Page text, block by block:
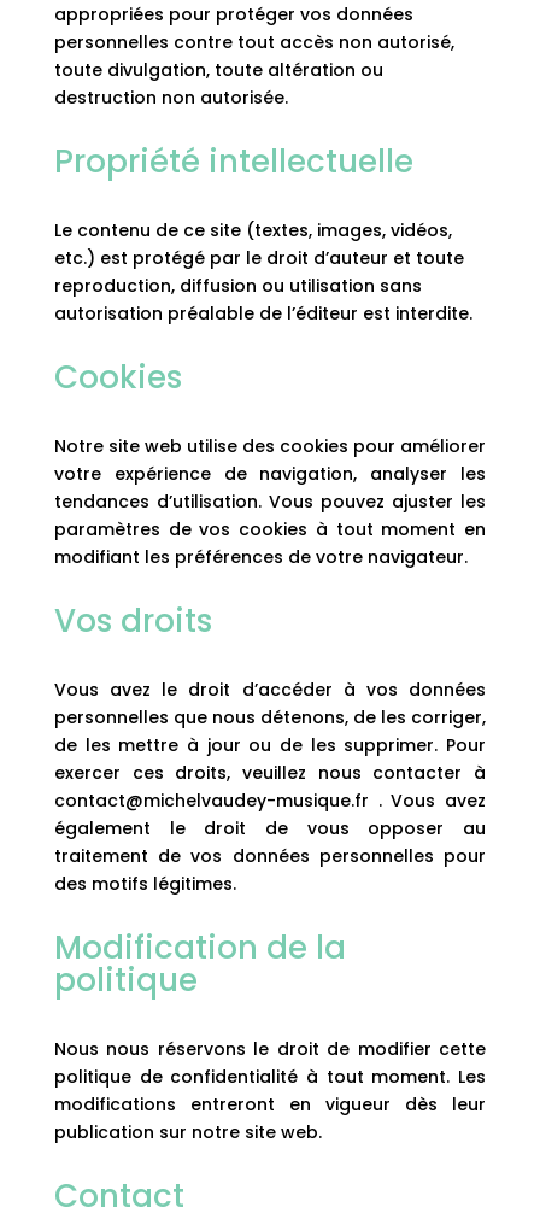
appropriées pour protéger vos données
personnelles contre tout accès non autorisé,
toute divulgation, toute altération ou
destruction non autorisée.
Propriété intellectuelle
Le contenu de ce site (textes, images, vidéos,
etc.) est protégé par le droit d’auteur et toute
reproduction, diffusion ou utilisation sans
autorisation préalable de l’éditeur est interdite.
Cookies
Notre site web utilise des cookies pour améliorer
votre expérience de navigation, analyser les
tendances d’utilisation. Vous pouvez ajuster les
paramètres de vos cookies à tout moment en
modifiant les préférences de votre navigateur.
Vos droits
Vous avez le droit d’accéder à vos données
personnelles que nous détenons, de les corriger,
de les mettre à jour ou de les supprimer. Pour
exercer ces droits, veuillez nous contacter à
contact@michelvaudey-musique.fr . Vous avez
également le droit de vous opposer au
traitement de vos données personnelles pour
des motifs légitimes.
Modification de la
politique
Nous nous réservons le droit de modifier cette
politique de confidentialité à tout moment. Les
modifications entreront en vigueur dès leur
publication sur notre site web.
Contact